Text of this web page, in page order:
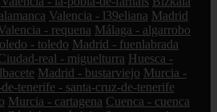
Valencia - l39eliana Madrid
- requena Málaga - algarrobo
- toledo Madrid - fuenlabrada
real - miguelturra Huesca -
Madrid - bustarviejo Murcia -
tenerife - santa-cruz-de-tenerife
Murcia - cartagena Cuenca - cuenca